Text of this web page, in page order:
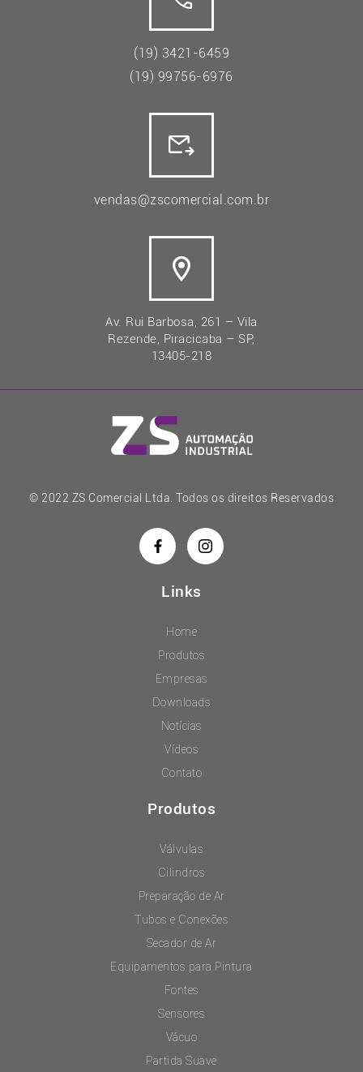
(19) 3421-6459
(19) 99756-6976
vendas@zscomercial.com.br
Av. Rui Barbosa, 261 – Vila
Rezende, Piracicaba – SP,
13405-218
© 2022 ZS Comercial Ltda. Todos os direitos Reservados
Links
Home
Produtos
Empresas
Downloads
Notícias
Vídeos
Contato
Produtos
Válvulas
Cilindros
Preparação de Ar
Tubos e Conexões
Secador de Ar
Equipamentos para Pintura
Fontes
Sensores
Vácuo
Partida Suave